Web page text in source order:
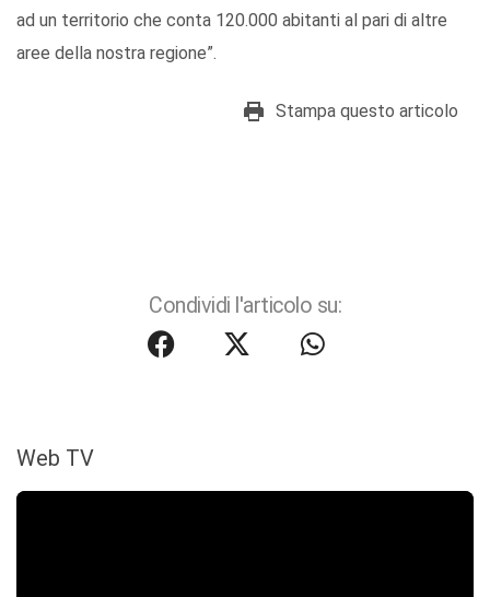
ad un territorio che conta 120.000 abitanti al pari di altre
aree della nostra regione”.
Stampa questo articolo
Condividi l'articolo su:
Web TV